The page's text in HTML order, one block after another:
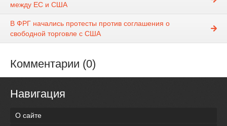
между ЕС и США
В ФРГ начались протесты против соглашения о
свободной торговле с США
Комментарии (0)
Навигация
О сайте